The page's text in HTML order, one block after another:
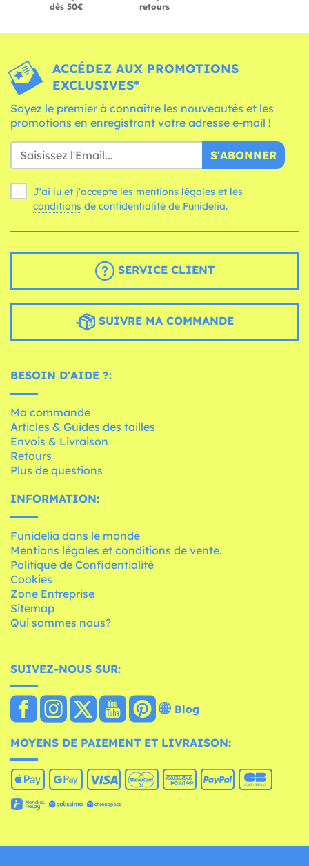
dès 50€
retours
ACCÉDEZ AUX PROMOTIONS
EXCLUSIVES*
Soyez le premier à connaître les nouveautés et les
promotions en enregistrant votre adresse e-mail !
S'ABONNER
J'ai lu et j'accepte les mentions légales et les
conditions de confidentialité de Funidelia.
SERVICE CLIENT
SUIVRE MA COMMANDE
BESOIN D'AIDE ?:
Ma commande
Articles & Guides des tailles
Envois & Livraison
Retours
Plus de questions
INFORMATION:
Funidelia dans le monde
Mentions légales et conditions de vente.
Politique de Confidentialité
Cookies
Zone Entreprise
Sitemap
Qui sommes nous?
SUIVEZ-NOUS SUR:
Blog
MOYENS DE PAIEMENT ET LIVRAISON: